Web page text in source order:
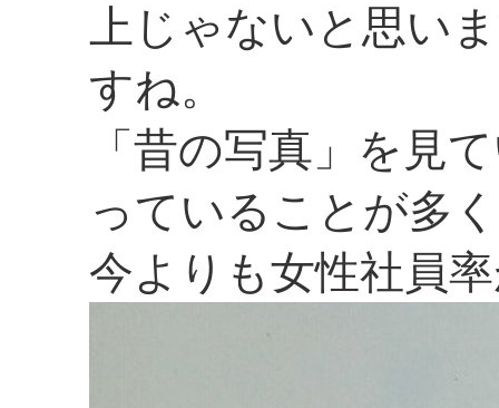
上じゃないと思い
すね。
「昔の写真」を見
っていることが多
今よりも女性社員